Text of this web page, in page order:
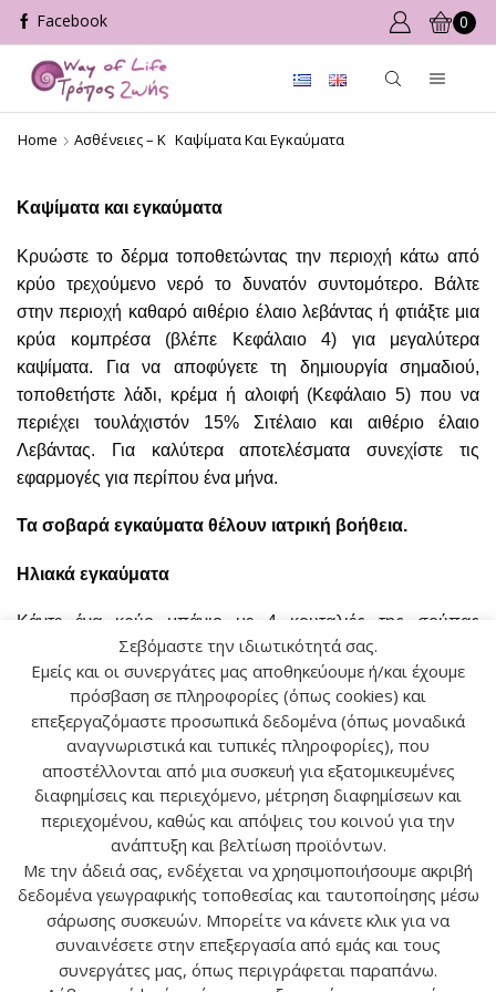
0
Home Ασθένειες – Κ Καψίματα Και Εγκαύματα
Καψίματα και εγκαύματα
Κρυώστε το δέρμα τοποθετώντας την περιοχή κάτω από
κρύο τρεχούμενο νερό το δυνατόν συντομότερο. Βάλτε
στην περιοχή καθαρό αιθέριο έλαιο λεβάντας ή φτιάξτε μια
κρύα κομπρέσα (βλέπε Κεφάλαιο 4) για μεγαλύτερα
καψίματα. Για να αποφύγετε τη δημιουργία σημαδιού,
τοποθετήστε λάδι, κρέμα ή αλοιφή (Κεφάλαιο 5) που να
περιέχει τουλάχιστόν 15% Σιτέλαιο και αιθέριο έλαιο
Λεβάντας. Για καλύτερα αποτελέσματα συνεχίστε τις
εφαρμογές για περίπου ένα μήνα.
Τα σοβαρά εγκαύματα θέλουν ιατρική βοήθεια.
Ηλιακά εγκαύματα
Κάντε ένα κρύο μπάνιο με 4 κουταλιές της σούπας
μηλόξυδου και μέχρι 10 σταγόνες Λεβάντας είναι μια πολύ
καλή επιλογή. Κατόπιν τοποθετήστε ένα λάδι, κρέμα ή
αλοιφή (Κεφάλαιο 5) που να περιέχει σιτέλαιο ή/και κάποιο
από τα κατάλληλα αιθέρια έλαια. Για κάποιες ιδιαίτερα
ερεθισμένες πανάδες, είναι λιγότερο επώδυνο να αλείψετε
το λάδι για μασάζ με μια μικρή βούρτσα με μαλακή τρίχα.
Κατάλληλα αιθέρια έλαια: Χαμομήλι, Ευκάλυπτος,
Γεράνιο, Λεβάντα, Δενδρολίβανο, Τσαγιόδεντρο.
Σεβόμαστε την ιδιωτικότητά σας.
Εμείς και οι συνεργάτες μας αποθηκεύουμε ή/και έχουμε
πρόσβαση σε πληροφορίες (όπως cookies) και
επεξεργαζόμαστε προσωπικά δεδομένα (όπως μοναδικά
αναγνωριστικά και τυπικές πληροφορίες), που
αποστέλλονται από μια συσκευή για εξατομικευμένες
διαφημίσεις και περιεχόμενο, μέτρηση διαφημίσεων και
περιεχομένου, καθώς και απόψεις του κοινού για την
ανάπτυξη και βελτίωση προϊόντων.
Με την άδειά σας, ενδέχεται να χρησιμοποιήσουμε ακριβή
δεδομένα γεωγραφικής τοποθεσίας και ταυτοποίησης μέσω
σάρωσης συσκευών. Μπορείτε να κάνετε κλικ για να
συναινέσετε στην επεξεργασία από εμάς και τους
συνεργάτες μας, όπως περιγράφεται παραπάνω.